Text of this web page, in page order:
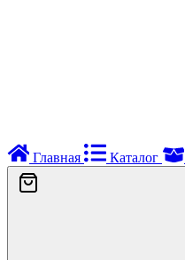
Главная Каталог